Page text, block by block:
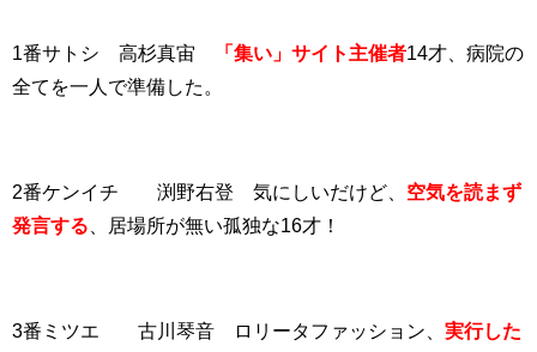
1番サトシ 高杉真宙 「集い」サイト主催者14才、病院の
全てを一人で準備した。
2番ケンイチ 渕野右登 気にしいだけど、 空気を読まず
発言する 、居場所が無い孤独な16才！
3番ミツエ 古川琴音 ロリータファッション、 実行した